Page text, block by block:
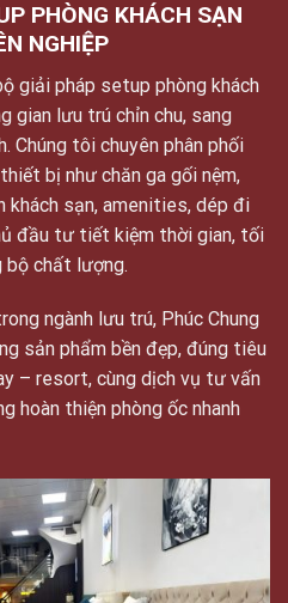
PHÒNG KHÁCH SẠN
NGHIỆP
giải pháp setup phòng khách
gian lưu trú chỉn chu, sang
Chúng tôi chuyên phân phối
bị như chăn ga gối nệm,
khách sạn, amenities, dép đi
đầu tư tiết kiệm thời gian, tối
bộ chất lượng.
ngành lưu trú, Phúc Chung
sản phẩm bền đẹp, đúng tiêu
– resort, cùng dịch vụ tư vấn
hoàn thiện phòng ốc nhanh